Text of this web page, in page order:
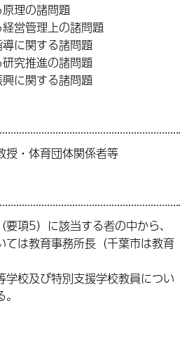
理の諸問題
営管理上の諸問題
に関する諸問題
究推進の諸問題
に関する諸問題
・体育団体関係者等
項5）に該当する者の中から、
ては教育事務所長（千葉市は教育
学校及び特別支援学校教員につい